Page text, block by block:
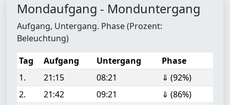
Mondaufgang - Monduntergang
Aufgang, Untergang. Phase (Prozent:
Beleuchtung)
Tag
Aufgang Untergang
Phase
1.
21:15 08:21
⇓ (92%)
2.
21:42 09:21
⇓ (86%)